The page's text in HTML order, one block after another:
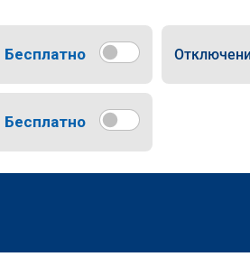
Бесплатно
Бесплатно